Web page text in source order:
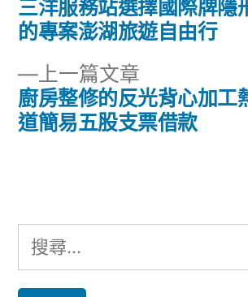
文
導
覽
上一篇文章
一
篇
廚房整修的反光背心加工
道簡易五股支票借款
一
篇
三洋服務站選擇國際牌隱
的專案澎湖旅遊自由行
搜
尋